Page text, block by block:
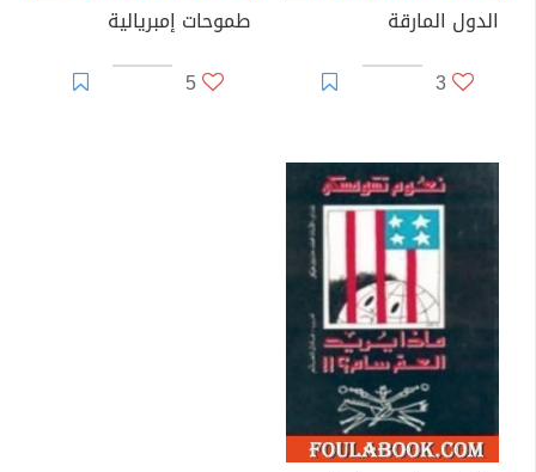
الدول المارقة
3
طموحات إمبريالية
5